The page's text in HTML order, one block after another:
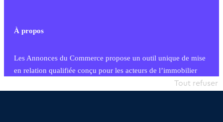
À propos
Les Annonces du Commerce propose un outil unique de mise
en relation qualifiée conçu pour les acteurs de l’immobilier
commercial et les collectivités territoriales, simple et intégrant
Tout refuser